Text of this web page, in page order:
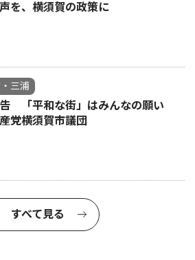
を、横須賀の政策に
三浦
「平和な街」はみんなの願い
党横須賀市議団
すべて見る